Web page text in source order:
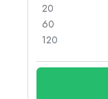
20
60
120